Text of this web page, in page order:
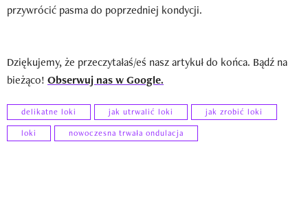
przywrócić pasma do poprzedniej kondycji.
Dziękujemy, że przeczytałaś/eś nasz artykuł do końca. Bądź na
bieżąco! Obserwuj nas w Google.
delikatne loki jak utrwalić loki
jak zrobić loki
loki
nowoczesna trwała ondulacja